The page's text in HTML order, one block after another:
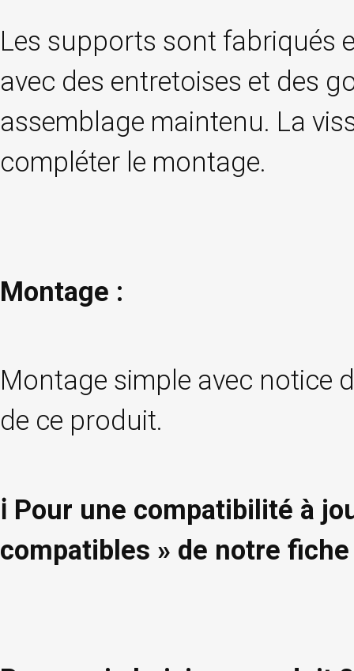
Les supports sont fabriqués
avec des entretoises et des
assemblage maintenu. La
compléter le montage.
Montage :
Montage simple avec notice
de ce produit.
ℹ️ Pour une compatibilité à
compatibles » de notre